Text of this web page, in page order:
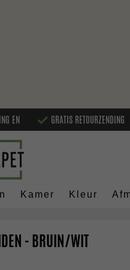
EN GRATIS RETOURZENDING
Kamer Kleur
- BRUIN/WIT